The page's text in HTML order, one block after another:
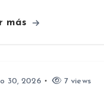
más
30, 2026 7 views